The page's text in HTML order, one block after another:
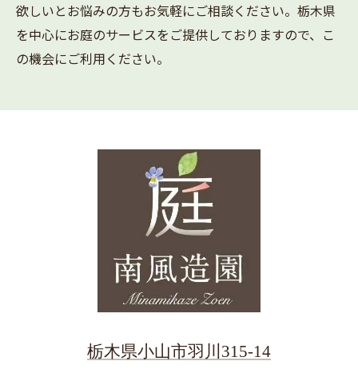
欲しいとお悩みの方もお気軽にご相談ください。栃木県
を中心にお庭のサービスをご提供しておりますので、こ
の機会にご利用ください。
栃木県小山市羽川315-14